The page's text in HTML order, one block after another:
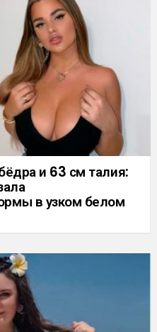
и 63 см талия:
в узком белом